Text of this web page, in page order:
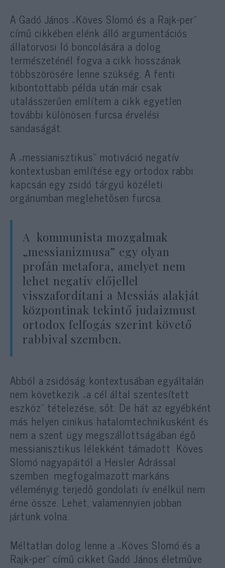
A Gadó János „Köves Slomó és a Rajk-per”
című cikkében elénk álló argumentációs
állatorvosi ló boncolására a dolog
természeténél fogva a cikk hosszának
többszörösére lenne szükség. A fenti
kibontottabb példa után már csak
utalásszerűen említem a cikk egyetlen
további különösen furcsa érvelési
sandaságát.
A „messianisztikus” motiváció negatív
kontextusban említése egy ortodox rabbi
kapcsán egy zsidó tárgyú közéleti
orgánumban meglehetősen furcsa.
A kommunista mozgalmak
„messianizmusa” egy olyan
profán metafora, amelyet nem
lehet negatív előjellel
visszafordítani a Messiás alakját
központinak tekintő judaizmust
ortodox felfogás szerint követő
rabbival szemben.
Abból a zsidóság kontextusában egyáltalán
nem következik „a cél által szentesített
eszköz” tételezése, sőt. De hát az egyébként
más helyen cinikus hatalomtechnikusként és
nem a szent ügy megszállottságában égő
messianisztikus lélekként támadott Köves
Slomó nagyapáitól a Heisler Adrással
szemben megfogalmazott markáns
véleményig terjedő gondolati ív enélkül nem
érne össze. Lehet, valamennyien jobban
jártunk volna.
Méltatlan dolog lenne a „Köves Slomó és a
Rajk-per” című cikket Gadó János életműve